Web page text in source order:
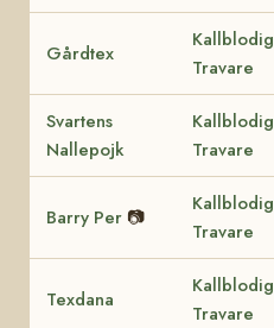
Gårdtex
Kallblodig
Travare
Svartens
Nallepojk
Kallblodig
Travare
Barry Per 📷
Kallblodig
Travare
Texdana
Kallblodig
Travare